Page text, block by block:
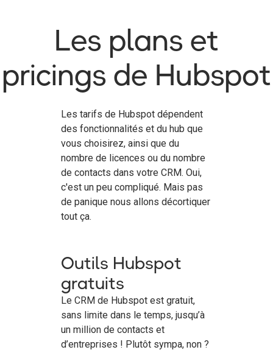
Les plans et
pricings de Hubspot
Les tarifs de Hubspot dépendent
des fonctionnalités et du hub que
vous choisirez, ainsi que du
nombre de licences ou du nombre
de contacts dans votre CRM. Oui,
c'est un peu compliqué. Mais pas
de panique nous allons décortiquer
tout ça.
Outils Hubspot
gratuits
Le CRM de Hubspot est gratuit,
sans limite dans le temps, jusqu’à
un million de contacts et
d’entreprises ! Plutôt sympa, non ?